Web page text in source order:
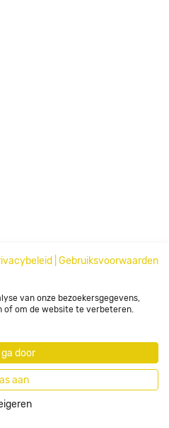
Gebruiksvoorwaarden
van onze bezoekersgegevens,
of om de website te verbeteren.
ga door
aan